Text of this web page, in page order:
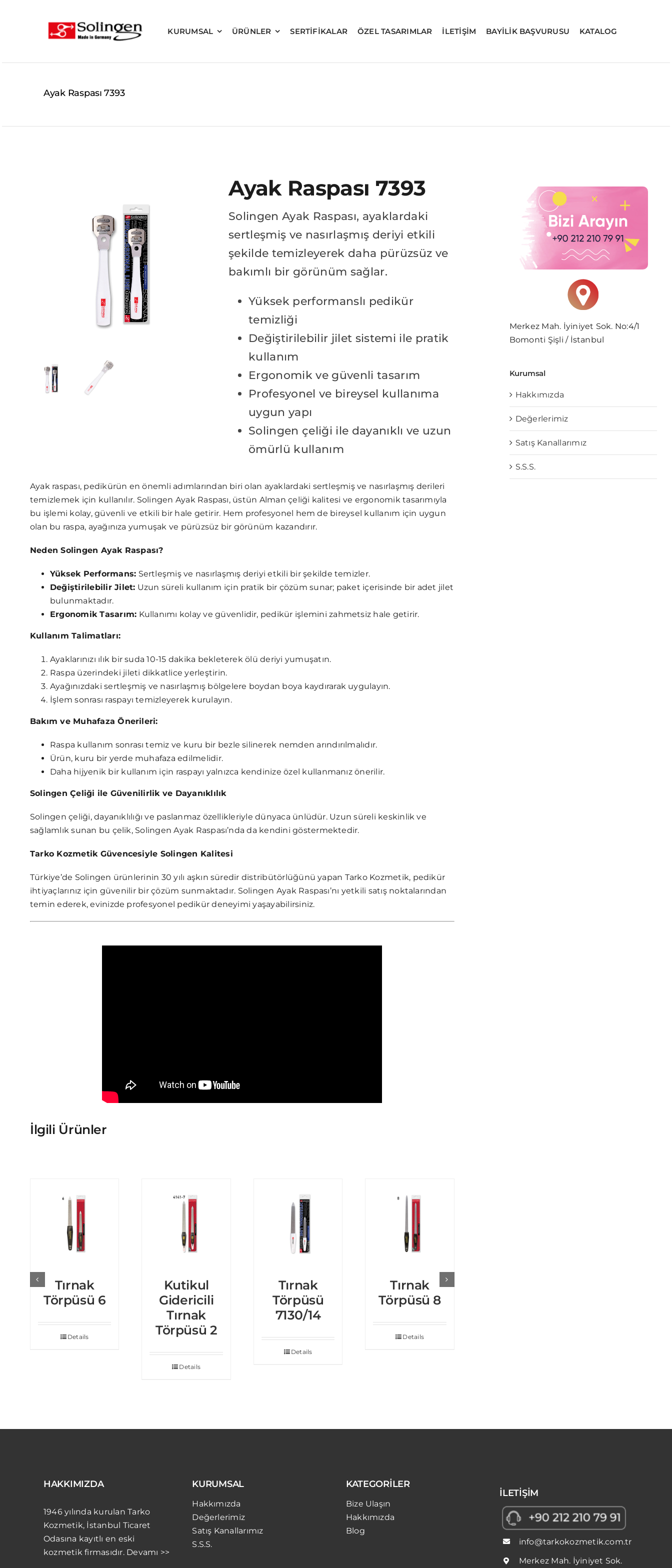
KURUMSAL ÜRÜNLER SERTIFIKALAR ÖZEL TASARIMLAR İLETİŞİM BAYİLİK BAŞVURUSU KATALOG
Ayak Raspası 7393
Ayak Raspası 7393
Solingen Ayak Raspası, ayaklardaki
sertleşmiş ve nasırlaşmış deriyi etkili
şekilde temizleyerek daha pürüzsüz ve
bakımlı bir görünüm sağlar.
Yüksek performanslı pedikür
temizliği
Değiştirilebilir jilet sistemi ile pratik
kullanım
Ergonomik ve güvenli tasarım
Profesyonel ve bireysel kullanıma
uygun yapı
Solingen çeliği ile dayanıklı ve uzun
ömürlü kullanım
Ayak raspası, pedikürün en önemli adımlarından biri olan ayaklardaki sertleşmiş ve nasırlaşmış derileri
temizlemek için kullanılır. Solingen Ayak Raspası, üstün Alman çeliği kalitesi ve ergonomik tasarımıyla
bu işlemi kolay, güvenli ve etkili bir hale getirir. Hem profesyonel hem de bireysel kullanım için uygun
olan bu raspa, ayağınıza yumuşak ve pürüzsüz bir görünüm kazandırır.
Neden Solingen Ayak Raspası?
Yüksek Performans: Sertleşmiş ve nasırlaşmış deriyi etkili bir şekilde temizler.
Değiştirilebilir Jilet: Uzun süreli kullanım için pratik bir çözüm sunar; paket içerisinde bir adet jilet
bulunmaktadır.
Ergonomik Tasarım: Kullanımı kolay ve güvenlidir, pedikür işlemini zahmetsiz hale getirir.
Kullanım Talimatları:
Ayaklarınızı ılık bir suda 10-15 dakika bekleterek ölü deriyi yumuşatın.
Raspa üzerindeki jileti dikkatlice yerleştirin.
Ayağınızdaki sertleşmiş ve nasırlaşmış bölgelere boydan boya kaydırarak uygulayın.
İşlem sonrası raspayı temizleyerek kurulayın.
Bakım ve Muhafaza Önerileri:
Raspa kullanım sonrası temiz ve kuru bir bezle silinerek nemden arındırılmalıdır.
Ürün, kuru bir yerde muhafaza edilmelidir.
Daha hijyenik bir kullanım için raspayı yalnızca kendinize özel kullanmanız önerilir.
Solingen Çeliği ile Güvenilirlik ve Dayanıklılık
Solingen çeliği, dayanıklılığı ve paslanmaz özellikleriyle dünyaca ünlüdür. Uzun süreli keskinlik ve
sağlamlık sunan bu çelik, Solingen Ayak Raspası’nda da kendini göstermektedir.
Tarko Kozmetik Güvencesiyle Solingen Kalitesi
Türkiye’de Solingen ürünlerinin 30 yılı aşkın süredir distribütörlüğünü yapan Tarko Kozmetik, pedikür
ihtiyaçlarınız için güvenilir bir çözüm sunmaktadır. Solingen Ayak Raspası’nı yetkili satış noktalarından
temin ederek, evinizde profesyonel pedikür deneyimi yaşayabilirsiniz.
İlgili Ürünler
Tırnak
Törpüsü 6
Details
Kutikul
Gidericili
Tırnak
Törpüsü 2
Details
Tırnak
Törpüsü
7130/14
Details
Tırnak
Törpüsü 8
Details
Merkez Mah. İyiniyet Sok. No:4/1
Bomonti Şişli / İstanbul
Kurumsal
Hakkımızda
Değerlerimiz
Satış Kanallarımız
S.S.S.
HAKKIMIZDA
1946 yılında kurulan Tarko
Kozmetik, İstanbul Ticaret
Odasına kayıtlı en eski
kozmetik firmasıdır. Devamı >>
KURUMSAL
Hakkımızda
Değerlerimiz
Satış Kanallarımız
S.S.S.
KATEGORİLER
Bize Ulaşın
Hakkımızda
Blog
İLETİŞİM
info@tarkokozmetik.com.tr
Merkez Mah. İyiniyet Sok.